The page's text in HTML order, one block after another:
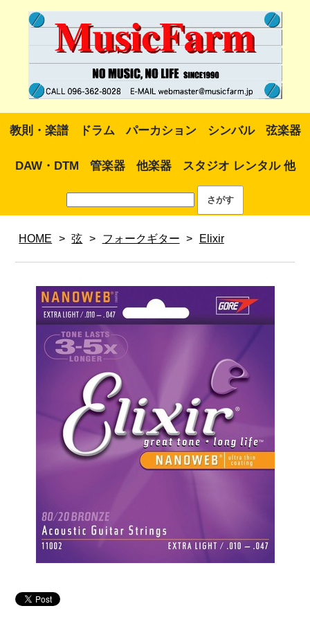
教則・楽譜 ドラム パーカション シンバル 弦楽器
DAW・DTM 管楽器 他楽器 スタジオ レンタル 他
HOME > 弦 > フォークギター > Elixir